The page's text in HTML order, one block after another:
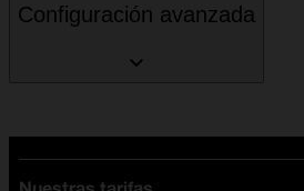
Configuración avanzada